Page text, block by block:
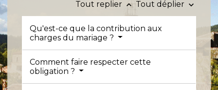
Tout replier keyboard_arrow_up Tout déplier keyboard_arrow_down
Qu'est-ce que la contribution aux
charges du mariage ?
Comment faire respecter cette
obligation ?